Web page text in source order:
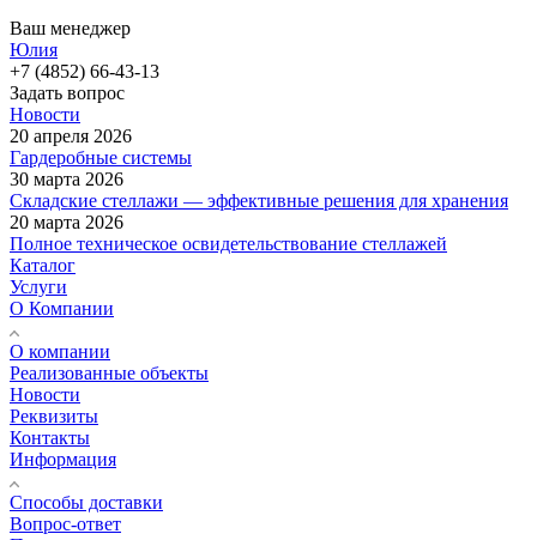
Ваш менеджер
Юлия
+7 (4852) 66-43-13
Задать вопрос
Новости
20 апреля 2026
Гардеробные системы
30 марта 2026
Складские стеллажи — эффективные решения для хранения
20 марта 2026
Полное техническое освидетельствование стеллажей
Каталог
Услуги
О Компании
О компании
Реализованные объекты
Новости
Реквизиты
Контакты
Информация
Способы доставки
Вопрос-ответ